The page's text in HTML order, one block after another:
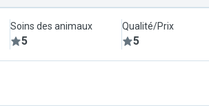
Soins des animaux
5
Qualité/Prix
5